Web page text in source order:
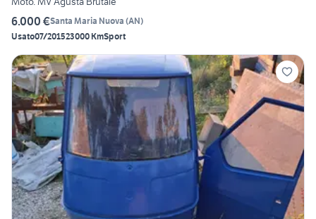
6.000 €Santa Maria Nuova (AN)
Usato07/201523000 KmSport